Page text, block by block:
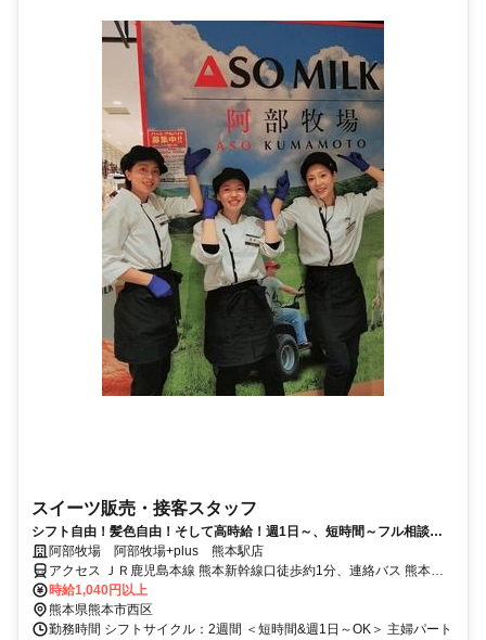
スイーツ販売・接客スタッフ
シフト自由！髪色自由！そして高時給！週1日～、短時間～フル相談Ｏ
Ｋ◎副業や扶養内勤務もOK◎
阿部牧場 阿部牧場+plus 熊本駅店
アクセス ＪＲ鹿児島本線 熊本新幹線口徒歩約1分、連絡バス 熊本徒
歩約2分、熊本市電Ａ系統 熊本駅前徒歩約2分
時給1,040円以上
熊本県熊本市西区
勤務時間 シフトサイクル：2週間 ＜短時間&週1日～OK＞ 主婦パート